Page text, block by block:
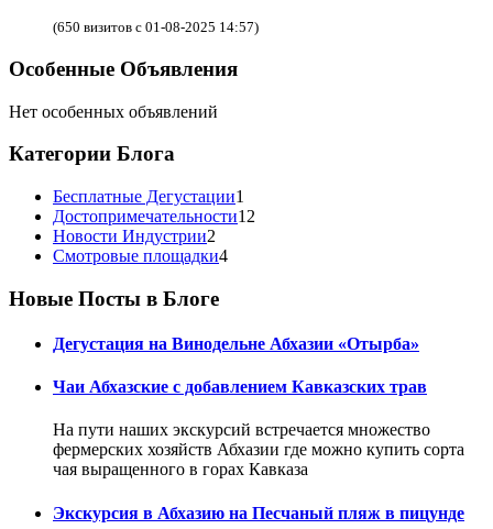
(650 визитов с 01-08-2025 14:57)
Особенные Объявления
Нет особенных объявлений
Категории Блога
Бесплатные Дегустации1
Достопримечательности12
Новости Индустрии2
Смотровые площадки4
Новые Посты в Блоге
Дегустация на Винодельне Абхазии «Отырба»
Чаи Абхазские с добавлением Кавказских трав
На пути наших экскурсий встречается множество
фермерских хозяйств Абхазии где можно купить сорта
чая выращенного в горах Кавказа
Экскурсия в Абхазию на Песчаный пляж в пицунде